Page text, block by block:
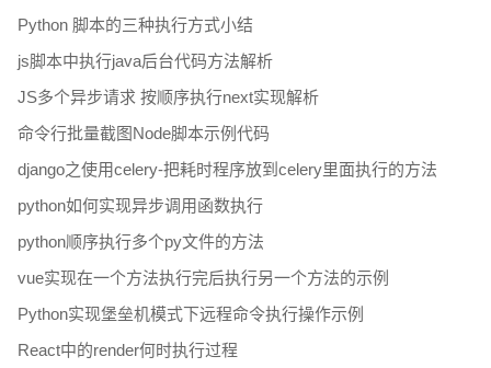
Python 脚本的三种执行方式小结
js脚本中执行java后台代码方法解析
JS多个异步请求 按顺序执行next实现解析
命令行批量截图Node脚本示例代码
django之使用celery-把耗时程序放到celery里面执行的方法
python如何实现异步调用函数执行
python顺序执行多个py文件的方法
vue实现在一个方法执行完后执行另一个方法的示例
Python实现堡垒机模式下远程命令执行操作示例
React中的render何时执行过程